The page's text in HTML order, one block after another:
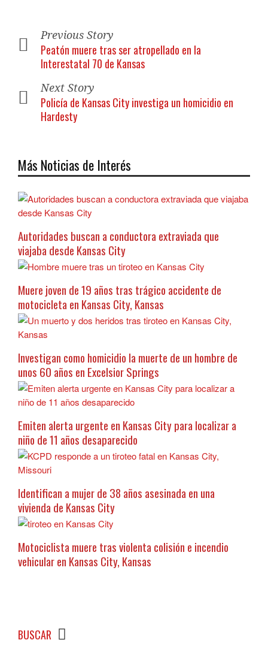
Previous Story
Peatón muere tras ser atropellado en la
Interestatal 70 de Kansas
Next Story
Policía de Kansas City investiga un homicidio en
Hardesty
Más Noticias de Interés
Autoridades buscan a conductora extraviada que
viajaba desde Kansas City
Muere joven de 19 años tras trágico accidente de
motocicleta en Kansas City, Kansas
Investigan como homicidio la muerte de un hombre de
unos 60 años en Excelsior Springs
Emiten alerta urgente en Kansas City para localizar a
niño de 11 años desaparecido
Identifican a mujer de 38 años asesinada en una
vivienda de Kansas City
Motociclista muere tras violenta colisión e incendio
vehicular en Kansas City, Kansas
BUSCAR